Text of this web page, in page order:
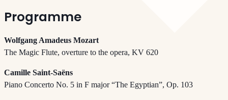
Programme
Wolfgang Amadeus Mozart
The Magic Flute, overture to the opera, KV 620
Camille Saint-Saëns
Piano Concerto No. 5 in F major “The Egyptian”, Op. 103